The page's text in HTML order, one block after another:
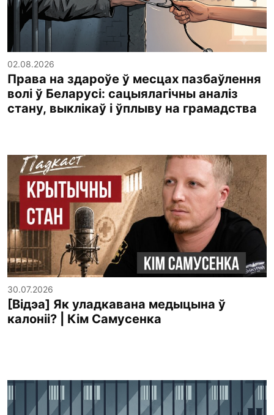
02.08.2026
Права на здароўе ў месцах пазбаўлення
волі ў Беларусі: сацыялагічны аналіз
стану, выклікаў і ўплыву на грамадства
30.07.2026
[Відэа] Як уладкавана медыцына ў
калоніі? | Кім Самусенка